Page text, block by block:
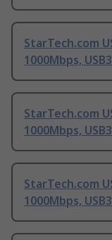
StarTech.com
1000Mbps,
StarTech.com
1000Mbps,
StarTech.com
1000Mbps,